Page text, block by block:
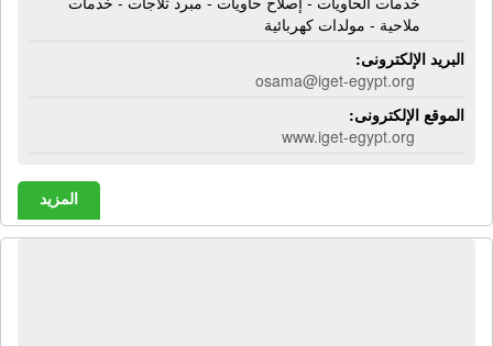
ملاحية - مولدات كهربائية
البريد الإلكترونى:
osama@iget-egypt.org
الموقع الإلكترونى:
www.iget-egypt.org
المزيد